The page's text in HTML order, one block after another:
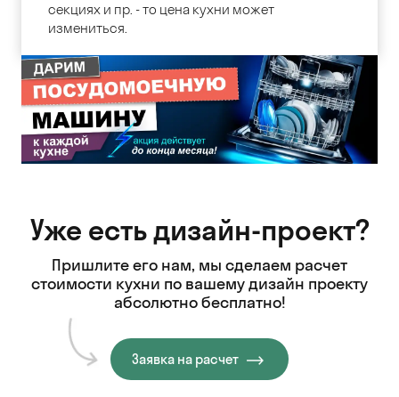
секциях и пр. - то цена кухни может
измениться.
Уже есть дизайн-проект?
Пришлите его нам, мы сделаем расчет
стоимости кухни по вашему дизайн проекту
абсолютно бесплатно!
Заявка на расчет